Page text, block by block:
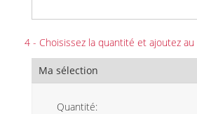
4 - Choisissez la quantité et ajoutez au
Ma sélection
Quantité: